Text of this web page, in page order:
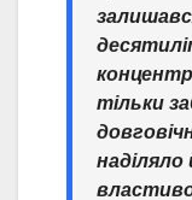
тільки